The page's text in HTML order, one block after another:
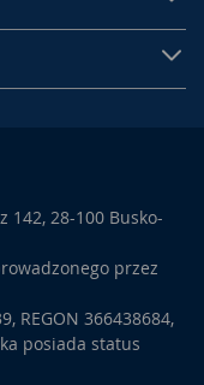
142, 28-100 Busko-
przez
REGON 366438684,
posiada status